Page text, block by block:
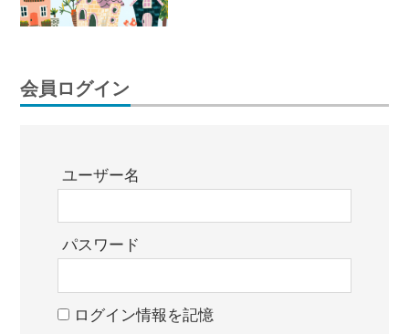
会員ログイン
ユーザー名
パスワード
ログイン情報を記憶